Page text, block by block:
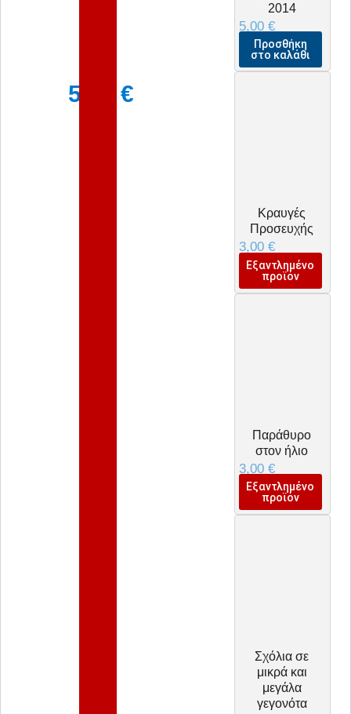
5,00 €
2014
5,00 €
Προσθήκη
στο καλάθι
Κραυγές
Προσευχής
3,00 €
Εξαντλημένο
προϊόν
Παράθυρο
στον ήλιο
3,00 €
Εξαντλημένο
προϊόν
Σχόλια σε
μικρά και
μεγάλα
γεγονότα